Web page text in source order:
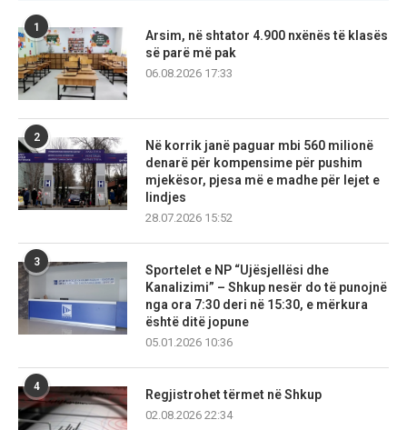
1
Arsim, në shtator 4.900 nxënës të klasës
së parë më pak
06.08.2026 17:33
2
Në korrik janë paguar mbi 560 milionë
denarë për kompensime për pushim
mjekësor, pjesa më e madhe për lejet e
lindjes
28.07.2026 15:52
3
Sportelet e NP “Ujësjellësi dhe
Kanalizimi” – Shkup nesër do të punojnë
nga ora 7:30 deri në 15:30, e mërkura
është ditë jopune
05.01.2026 10:36
4
Regjistrohet tërmet në Shkup
02.08.2026 22:34